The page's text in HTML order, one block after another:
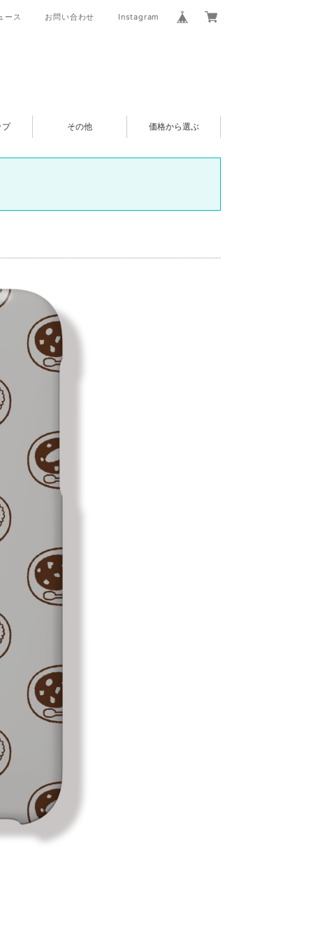
ース お問い合わせ Instagram
プ その他 価格から選ぶ